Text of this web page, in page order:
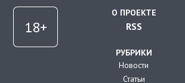
О ПРОЕКТЕ
RSS
РУБРИКИ
Новости
Статьи